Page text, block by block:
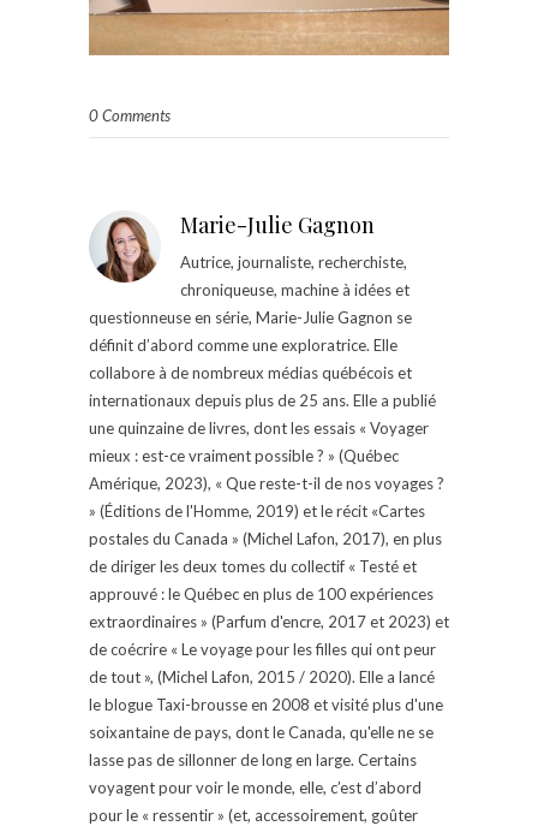
0 Comments
Marie-Julie Gagnon
Autrice, journaliste, recherchiste,
chroniqueuse, machine à idées et
questionneuse en série, Marie-Julie Gagnon se
définit d’abord comme une exploratrice. Elle
collabore à de nombreux médias québécois et
internationaux depuis plus de 25 ans. Elle a publié
une quinzaine de livres, dont les essais « Voyager
mieux : est-ce vraiment possible ? » (Québec
Amérique, 2023), « Que reste-t-il de nos voyages ?
» (Éditions de l'Homme, 2019) et le récit «Cartes
postales du Canada » (Michel Lafon, 2017), en plus
de diriger les deux tomes du collectif « Testé et
approuvé : le Québec en plus de 100 expériences
extraordinaires » (Parfum d'encre, 2017 et 2023) et
de coécrire « Le voyage pour les filles qui ont peur
de tout », (Michel Lafon, 2015 / 2020). Elle a lancé
le blogue Taxi-brousse en 2008 et visité plus d'une
soixantaine de pays, dont le Canada, qu'elle ne se
lasse pas de sillonner de long en large. Certains
voyagent pour voir le monde, elle, c’est d’abord
pour le « ressentir » (et, accessoirement, goûter